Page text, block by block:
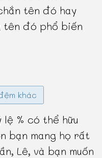
tên đó hay
tên đó phổ biến
khác
% có thể hữu
bạn mang họ rất
Lê, và bạn muốn